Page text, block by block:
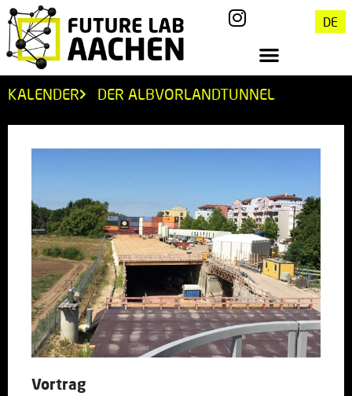
DE
KALENDER DER ALBVORLANDTUNNEL
Vortrag